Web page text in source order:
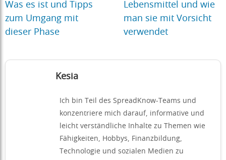
Was es ist und Tipps
zum Umgang mit
dieser Phase
Lebensmittel und wie
man sie mit Vorsicht
verwendet
Kesia
Ich bin Teil des SpreadKnow-Teams und
konzentriere mich darauf, informative und
leicht verständliche Inhalte zu Themen wie
Fähigkeiten, Hobbys, Finanzbildung,
Technologie und sozialen Medien zu